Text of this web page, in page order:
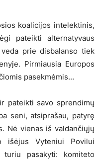
koalicijos intelektinis,
pateikti alternatyvaus
prie disbalanso tiek
Pirmiausia Europos
pasekmėmis…
pateikti savo sprendimų
seni, atsiprašau, patyrę
Nė vienas iš valdančiųjų
išėjus Vyteniui Povilui
pasakyti: komiteto